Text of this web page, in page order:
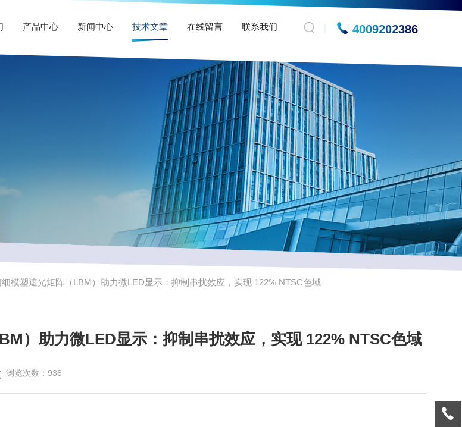
4009202386
产品中心 新闻中心 技术文章 在线留言 联系我们
模塑遮光矩阵（LBM）助力微LED显示：抑制串扰效应，实现 122% NTSC色域
）助力微LED显示：抑制串扰效应，实现 122% NTSC色域
浏览次数：936